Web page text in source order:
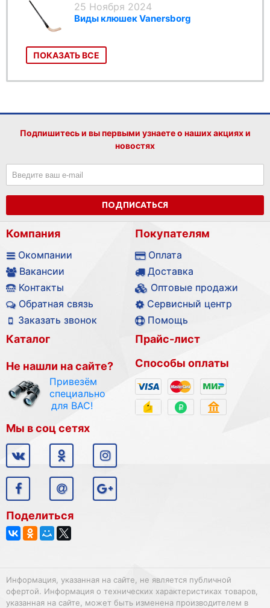
25 Ноября 2024
Виды клюшек Vanersborg
ПОКАЗАТЬ ВСЕ
Подпишитесь и вы первыми узнаете о наших акциях и
новостях
ПОДПИСАТЬСЯ
Компания
Окомпании
Вакансии
Контакты
Обратная связь
Заказать звонок
Покупателям
Оплата
Доставка
Оптовые продажи
Сервисный центр
Помощь
Каталог
Не нашли на сайте?
Привезём
специально
для ВАС!
Прайс-лист
Способы оплаты
Мы в соц сетях
Поделиться
Информация, указанная на сайте, не является публичной
офертой. Информация о технических характеристиках товаров,
указанная на сайте, может быть изменена производителем в